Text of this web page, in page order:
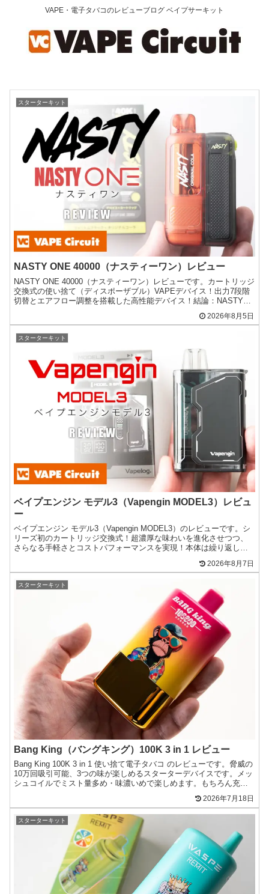
VAPE・電子タバコのレビューブログ ベイプサーキット
スターターキット
NASTY ONE 40000（ナスティーワン）レビュー
NASTY ONE 40000（ナスティーワン）レビューです。カートリッジ
交換式の使い捨て（ディスポーザブル）VAPEデバイス！出力7段階
切替とエアフロー調整を搭載した高性能デバイス！結論：NASTY
2026年8月5日
スターターキット
ベイプエンジン モデル3（Vapengin MODEL3）レビュ
ー
ベイプエンジン モデル3（Vapengin MODEL3）のレビューです。シ
リーズ初のカートリッジ交換式！超濃厚な味わいを進化させつつ、
さらなる手軽さとコストパフォーマンスを実現！本体は繰り返し使
2026年8月7日
スターターキット
Bang King（バングキング）100K 3 in 1 レビュー
Bang King 100K 3 in 1 使い捨て電子タバコ のレビューです。脅威の
10万回吸引可能、3つの味が楽しめるスターターデバイスです。メッ
シュコイルでミスト量多め・味濃いめで楽しめます。もちろん充電
2026年7月18日
スターターキット